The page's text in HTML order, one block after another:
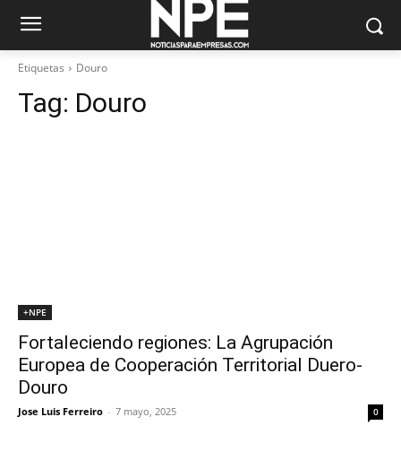
Etiquetas Douro
Tag: Douro
+NPE
Fortaleciendo regiones: La Agrupación
Europea de Cooperación Territorial Duero-
Douro
Jose Luis Ferreiro - 7 mayo, 2025 0